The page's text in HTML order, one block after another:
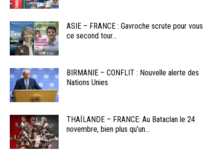
ASIE – FRANCE : Gavroche scrute pour vous
ce second tour...
BIRMANIE – CONFLIT : Nouvelle alerte des
Nations Unies
THAÏLANDE – FRANCE: Au Bataclan le 24
novembre, bien plus qu’un...